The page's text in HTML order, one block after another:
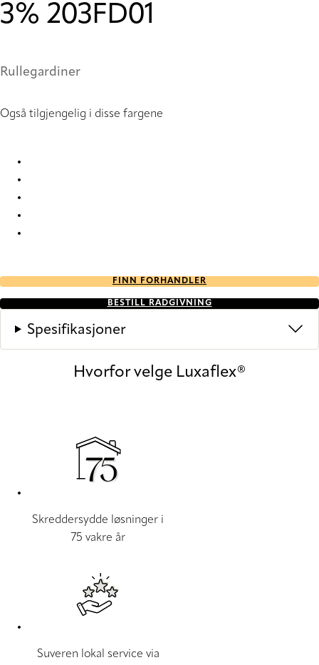
3% 203FD01
Rullegardiner
Også tilgjengelig i disse fargene
FINN FORHANDLER
BESTILL RÅDGIVNING
Spesifikasjoner
Hvorfor velge Luxaflex®
Skreddersydde løsninger i
75 vakre år
Suveren lokal service via